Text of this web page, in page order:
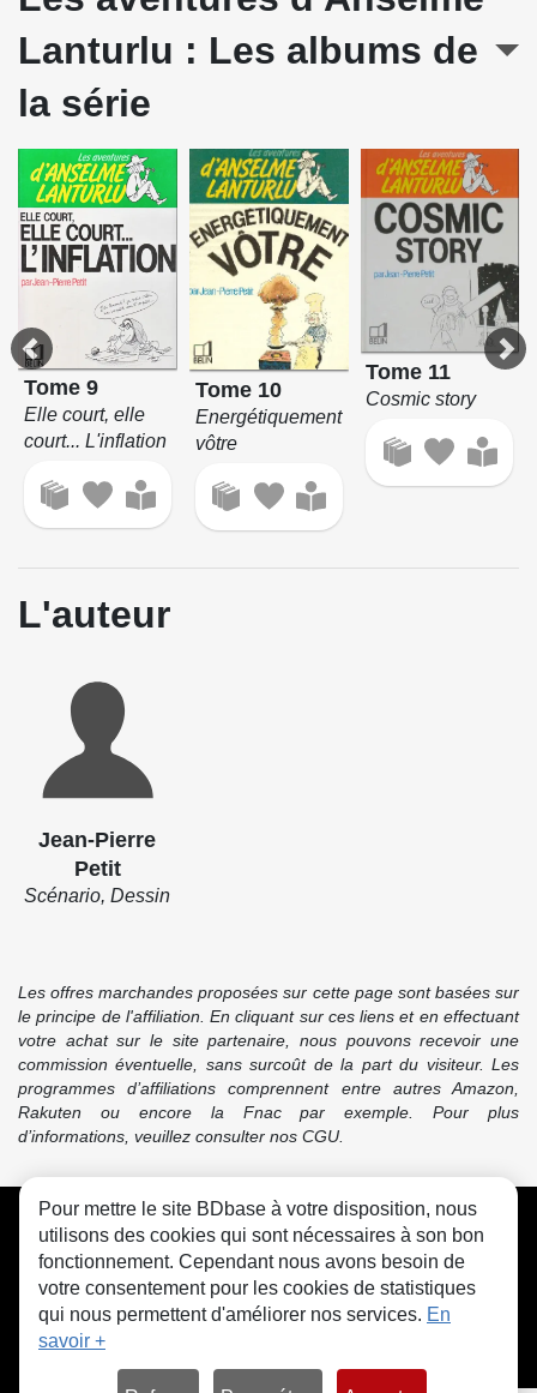
Lanturlu : Les albums de
la série
Tome 9
Elle court, elle
court... L'inflation
Tome 10
Energétiquement
vôtre
Tome 11
Cosmic story
L'auteur
Jean-Pierre
Petit
Scénario, Dessin
Les offres marchandes proposées sur cette page sont basées sur
le principe de l'affiliation. En cliquant sur ces liens et en effectuant
votre achat sur le site partenaire, nous pouvons recevoir une
commission éventuelle, sans surcoût de la part du visiteur. Les
programmes d’affiliations comprennent entre autres Amazon,
Rakuten ou encore la Fnac par exemple. Pour plus
d’informations, veuillez consulter nos CGU.
CGU FAQ Contact Cookies
Pour mettre le site BDbase à votre disposition, nous
utilisons des cookies qui sont nécessaires à son bon
fonctionnement. Cependant nous avons besoin de
votre consentement pour les cookies de statistiques
qui nous permettent d'améliorer nos services. En
savoir +